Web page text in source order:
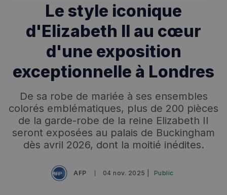
Le style iconique
d'Elizabeth II au cœur
d'une exposition
exceptionnelle à Londres
De sa robe de mariée à ses ensembles
colorés emblématiques, plus de 200 pièces
de la garde-robe de la reine Elizabeth II
seront exposées au palais de Buckingham
dès avril 2026, dont la moitié inédites.
AFP 04 nov. 2025 | Public